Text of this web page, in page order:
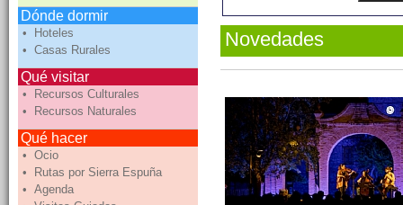
Dónde dormir
• Hoteles
• Casas Rurales
Qué visitar
• Recursos Culturales
• Recursos Naturales
Qué hacer
• Ocio
• Rutas por Sierra Espuña
• Agenda
Novedades